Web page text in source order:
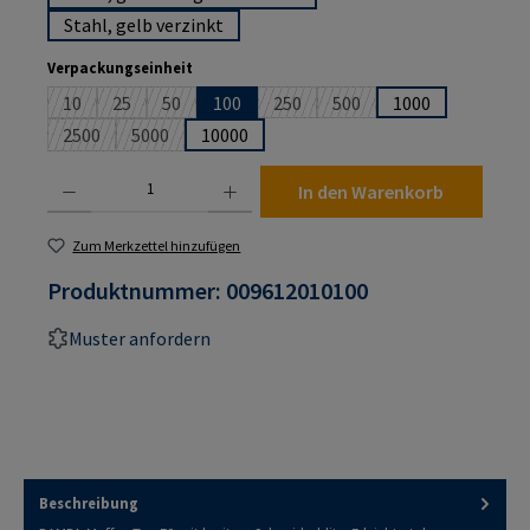
Stahl, gelb verzinkt
Verpackungseinheit
10(Diese Option ist zurzeit nicht verfügbar.)
25(Diese Option ist zurzeit nicht verfügbar.)
50(Diese Option ist zurzeit nicht verfügbar.)
100 250(Diese Option ist zurzeit nicht
500(Diese Option ist zurzeit
1000
2500(Diese Option ist zurzeit nicht verfügbar.)
5000(Diese Option ist zurzeit nicht verfügbar.)
10000
In den Warenkorb
Zum Merkzettel hinzufügen
Produktnummer: 009612010100
Muster anfordern
Beschreibung